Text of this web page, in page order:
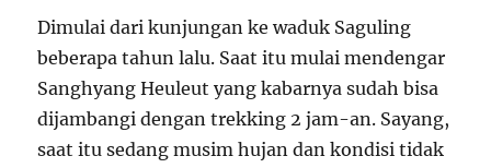
Dimulai dari kunjungan ke waduk Saguling
beberapa tahun lalu. Saat itu mulai mendengar
Sanghyang Heuleut yang kabarnya sudah bisa
dijambangi dengan trekking 2 jam-an. Sayang,
saat itu sedang musim hujan dan kondisi tidak